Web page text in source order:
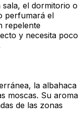
el dormitorio o
perfumará el
repelente
y necesita poco
la albahaca
moscas. Su aroma
de las zonas